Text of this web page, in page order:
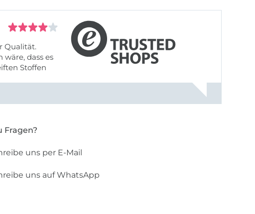
Qualität.
wäre, dass es
Stoffen
Fragen?
uns per E-Mail
uns auf WhatsApp